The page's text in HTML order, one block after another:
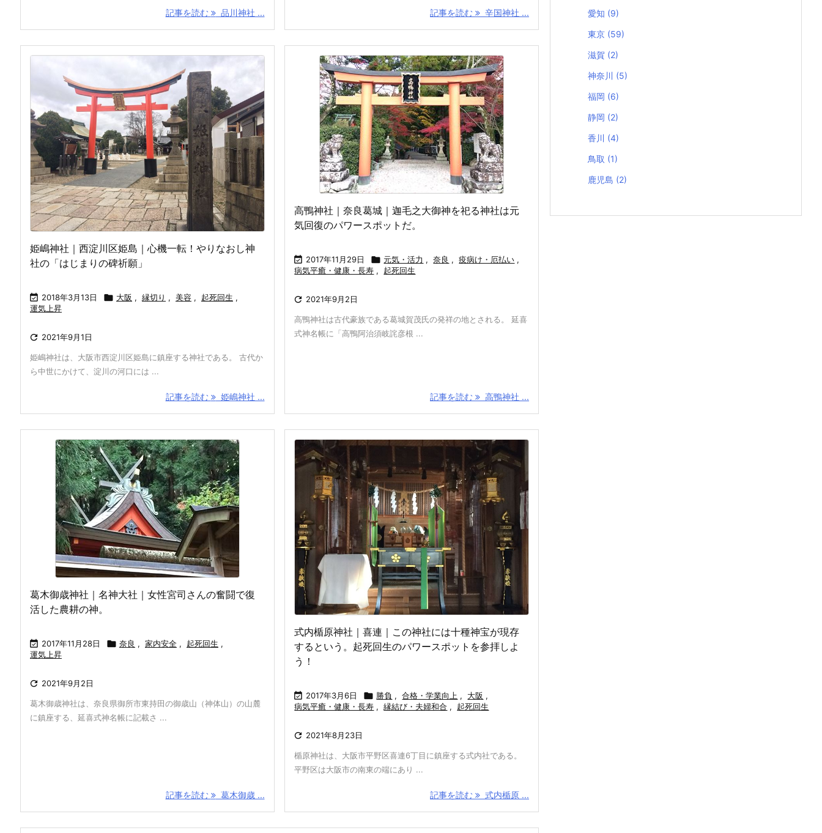
記事を読む 品川神社 ... 記事を読む 辛国神社 ...
姫嶋神社｜西淀川区姫島｜心機一転！やりなおし神
社の「はじまりの碑祈願」
 2018年3月13日  大阪 , 縁切り , 美容 , 起死回生 ,
運気上昇
 2021年9月1日
姫嶋神社は、大阪市西淀川区姫島に鎮座する神社である。 古代か
ら中世にかけて、淀川の河口には ...
記事を読む 姫嶋神社 ...
高鴨神社｜奈良葛城｜迦毛之大御神を祀る神社は元
気回復のパワースポットだ。
 2017年11月29日  元気・活力 , 奈良 , 疫病け・厄払い ,
病気平癒・健康・長寿 , 起死回生
 2021年9月2日
高鴨神社は古代豪族である葛城賀茂氏の発祥の地とされる。 延喜
式神名帳に「高鴨阿治須岐詫彦根 ...
記事を読む 高鴨神社 ...
葛木御歳神社｜名神大社｜女性宮司さんの奮闘で復
活した農耕の神。
 2017年11月28日  奈良 , 家内安全 , 起死回生 ,
運気上昇
 2021年9月2日
葛木御歳神社は、奈良県御所市東持田の御歳山（神体山）の山麓
に鎮座する、延喜式神名帳に記載さ ...
記事を読む 葛木御歳 ...
式内楯原神社｜喜連｜この神社には十種神宝が現存
するという。起死回生のパワースポットを参拝しよ
う！
 2017年3月6日  勝負 , 合格・学業向上 , 大阪 ,
病気平癒・健康・長寿 , 縁結び・夫婦和合 , 起死回生
 2021年8月23日
楯原神社は、大阪市平野区喜連6丁目に鎮座する式内社である。
平野区は大阪市の南東の端にあり ...
記事を読む 式内楯原 ...
愛知 (9)
東京 (59)
滋賀 (2)
神奈川 (5)
福岡 (6)
静岡 (2)
香川 (4)
鳥取 (1)
鹿児島 (2)